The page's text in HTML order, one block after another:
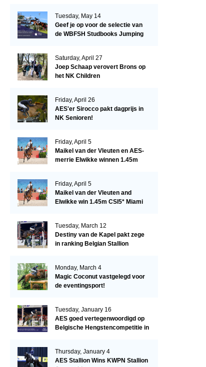
Tuesday, May 14
Geef je op voor de selectie van
de WBFSH Studbooks Jumping
Saturday, April 27
Joep Schaap verovert Brons op
het NK Children
Friday, April 26
AES'er Sirocco pakt dagprijs in
NK Senioren!
Friday, April 5
Maikel van der Vleuten en AES-
merrie Elwikke winnen 1.45m
Friday, April 5
Maikel van der Vleuten and
Elwikke win 1.45m CSI5* Miami
Tuesday, March 12
Destiny van de Kapel pakt zege
in ranking Belgian Stallion
Monday, March 4
Magic Coconut vastgelegd voor
de eventingsport!
Tuesday, January 16
AES goed vertegenwoordigd op
Belgische Hengstencompetitie in
Thursday, January 4
AES Stallion Wins KWPN Stallion